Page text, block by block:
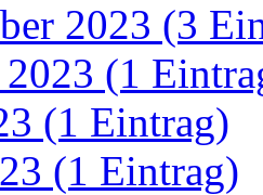
2023 (3
(1
(1 Eintrag)
(1 Eintrag)